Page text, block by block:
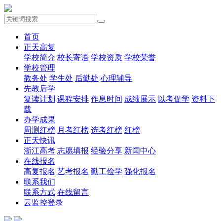
首页
正天高复
学校简介 校长寄语 学校资质 学校荣誉
学校管理
教务处 学生处 后勤处 心理辅导
先教后学
复读计划 课程安排 作息时间 成绩展示 以考促学 资料下
载
办学成果
周测红榜 月考红榜 选考红榜 红榜
正天快讯
浙江高考 志愿填报 经验分享 新闻中心
在线报名
高复报名 艺考报名 勤工俭学 强化报名
联系我们
联系方式 在线留言
云监控登录